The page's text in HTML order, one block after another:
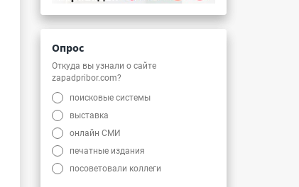
Опрос
Откуда вы узнали о сайте
zapadpribor.com?
поисковые системы
выставка
онлайн СМИ
печатные издания
посоветовали коллеги